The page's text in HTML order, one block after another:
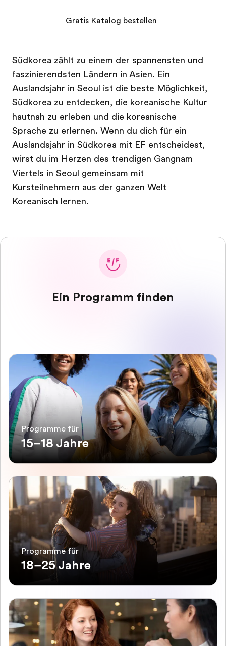
Südkorea zählt zu einem der spannensten und
faszinierendsten Ländern in Asien. Ein
Auslandsjahr in Seoul ist die beste Möglichkeit,
Südkorea zu entdecken, die koreanische Kultur
hautnah zu erleben und die koreanische
Sprache zu erlernen. Wenn du dich für ein
Auslandsjahr in Südkorea mit EF entscheidest,
wirst du im Herzen des trendigen Gangnam
Viertels in Seoul gemeinsam mit
Kursteilnehmern aus der ganzen Welt
Koreanisch lernen.
Gratis Katalog bestellen
Ein Programm finden
Programme für
15–18 Jahre
Programme für
18–25 Jahre